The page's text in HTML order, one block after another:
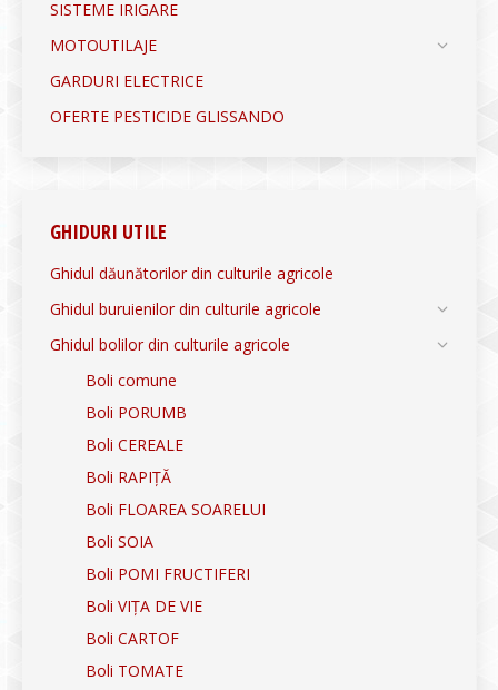
SISTEME IRIGARE
MOTOUTILAJE
GARDURI ELECTRICE
OFERTE PESTICIDE GLISSANDO
GHIDURI UTILE
Ghidul dăunătorilor din culturile agricole
Ghidul buruienilor din culturile agricole
Ghidul bolilor din culturile agricole
Boli comune
Boli PORUMB
Boli CEREALE
Boli RAPIȚĂ
Boli FLOAREA SOARELUI
Boli SOIA
Boli POMI FRUCTIFERI
Boli VIȚA DE VIE
Boli CARTOF
Boli TOMATE